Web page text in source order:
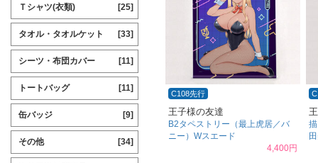
C108先行
王子様の友達
B2タペストリー（最上虎居／バ
ニー）Wスエード
4,400円
Ｔシャツ(衣類) [25]
タオル・タオルケット [33]
シーツ・布団カバー [11]
トートバッグ [11]
缶バッジ [9]
その他 [34]